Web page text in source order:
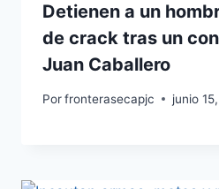
Detienen a un
de crack tras un
Juan Caballero
Porfronterasecapjc junio